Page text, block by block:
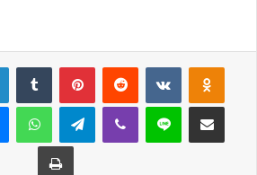
LinkedInTumblr PinterestReddit VKontakte
MessengerWhatsAppTelegramViber Line E-Posta ile
Yazdır